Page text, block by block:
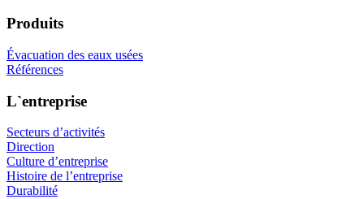
Produits
Évacuation des eaux usées
Références
L`entreprise
Secteurs d’activités
Direction
Culture d’entreprise
Histoire de l’entreprise
Durabilité